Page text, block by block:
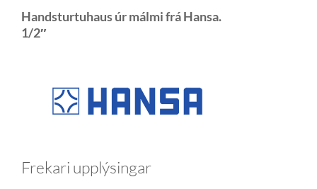
Handsturtuhaus úr málmi frá Hansa.
1/2″
Frekari upplýsingar